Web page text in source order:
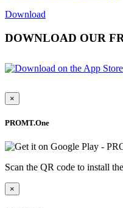
Download
DOWNLOAD OUR
×
PROMT.One
Scan the QR code to install
×